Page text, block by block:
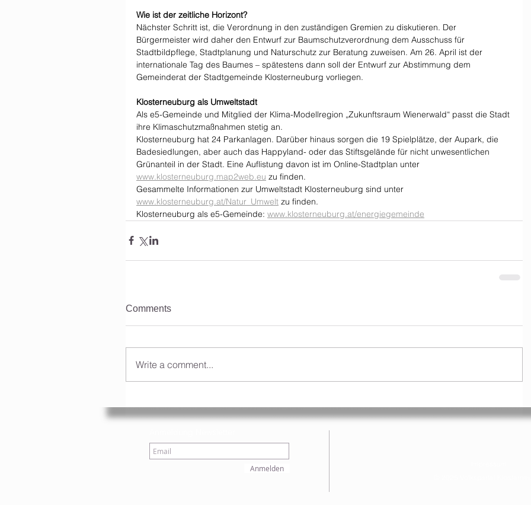
Wie ist der zeitliche Horizont?
Nächster Schritt ist, die Verordnung in den zuständigen Gremien zu diskutieren. Der
Bürgermeister wird daher den Entwurf zur Baumschutzverordnung dem Ausschuss für
Stadtbildpflege, Stadtplanung und Naturschutz zur Beratung zuweisen. Am 26. April ist der
internationale Tag des Baumes – spätestens dann soll der Entwurf zur Abstimmung dem
Gemeinderat der Stadtgemeinde Klosterneuburg vorliegen.
Klosterneuburg als Umweltstadt
Als e5-Gemeinde und Mitglied der Klima-Modellregion „Zukunftsraum Wienerwald“ passt die Stadt
ihre Klimaschutzmaßnahmen stetig an.
Klosterneuburg hat 24 Parkanlagen. Darüber hinaus sorgen die 19 Spielplätze, der Aupark, die
Badesiedlungen, aber auch das Happyland- oder das Stiftsgelände für nicht unwesentlichen
Grünanteil in der Stadt. Eine Auflistung davon ist im Online-Stadtplan unter
www.klosterneuburg.map2web.eu zu finden.
Gesammelte Informationen zur Umweltstadt Klosterneuburg sind unter
www.klosterneuburg.at/Natur_Umwelt zu finden.
Klosterneuburg als e5-Gemeinde: www.klosterneuburg.at/energiegemeinde
Comments
Write a comment...
Anmelden